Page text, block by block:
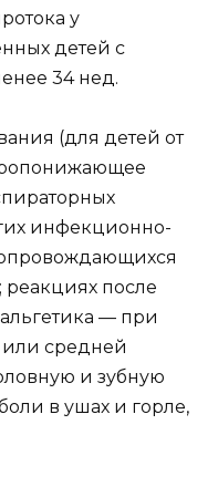
у
детей с
34 нед.
(для детей от
инфекционно-
после
— при
средней
и зубную
в ушах и горле,